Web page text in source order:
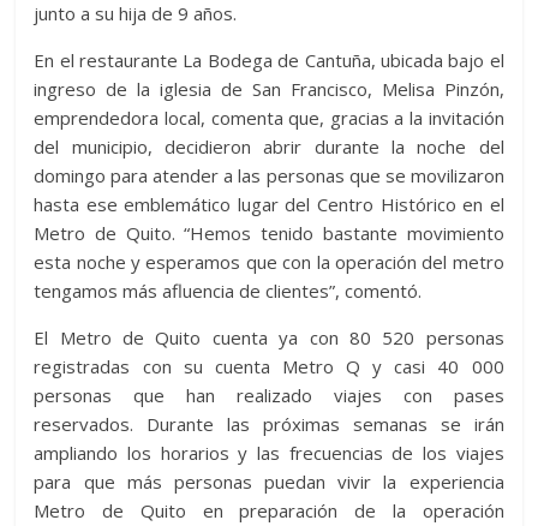
junto a su hija de 9 años.
En el restaurante La Bodega de Cantuña, ubicada bajo el
ingreso de la iglesia de San Francisco, Melisa Pinzón,
emprendedora local, comenta que, gracias a la invitación
del municipio, decidieron abrir durante la noche del
domingo para atender a las personas que se movilizaron
hasta ese emblemático lugar del Centro Histórico en el
Metro de Quito. “Hemos tenido bastante movimiento
esta noche y esperamos que con la operación del metro
tengamos más afluencia de clientes”, comentó.
El Metro de Quito cuenta ya con 80 520 personas
registradas con su cuenta Metro Q y casi 40 000
personas que han realizado viajes con pases
reservados. Durante las próximas semanas se irán
ampliando los horarios y las frecuencias de los viajes
para que más personas puedan vivir la experiencia
Metro de Quito en preparación de la operación